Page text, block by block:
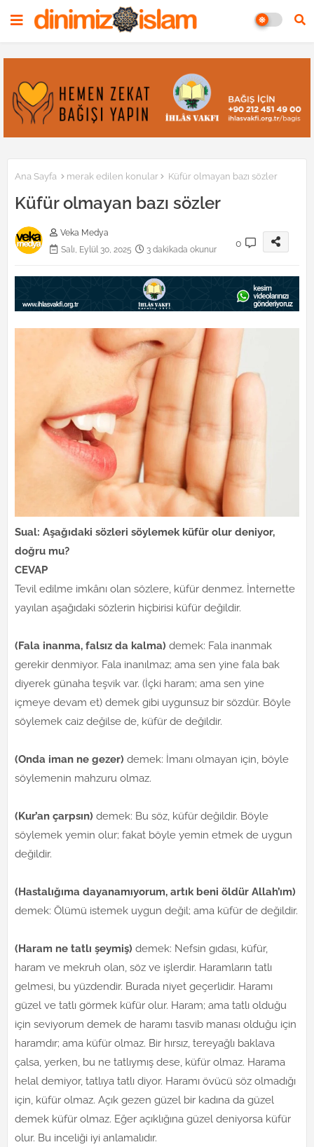
Ana Sayfa merak edilen konular Küfür olmayan bazı sözler
Küfür olmayan bazı sözler
Veka Medya
Salı, Eylül 30, 2025
3 dakikada okunur
0
Sual: Aşağıdaki sözleri söylemek küfür olur deniyor,
doğru mu?
CEVAP
Tevil edilme imkânı olan sözlere, küfür denmez. İnternette
yayılan aşağıdaki sözlerin hiçbirisi küfür değildir.
(Fala inanma, falsız da kalma) demek: Fala inanmak
gerekir denmiyor. Fala inanılmaz; ama sen yine fala bak
diyerek günaha teşvik var. (İçki haram; ama sen yine
içmeye devam et) demek gibi uygunsuz bir sözdür. Böyle
söylemek caiz değilse de, küfür de değildir.
(Onda iman ne gezer) demek: İmanı olmayan için, böyle
söylemenin mahzuru olmaz.
(Kur’an çarpsın) demek: Bu söz, küfür değildir. Böyle
söylemek yemin olur; fakat böyle yemin etmek de uygun
değildir.
(Hastalığıma dayanamıyorum, artık beni öldür Allah’ım)
demek: Ölümü istemek uygun değil; ama küfür de değildir.
(Haram ne tatlı şeymiş) demek: Nefsin gıdası, küfür,
haram ve mekruh olan, söz ve işlerdir. Haramların tatlı
gelmesi, bu yüzdendir. Burada niyet geçerlidir. Haramı
güzel ve tatlı görmek küfür olur. Haram; ama tatlı olduğu
için seviyorum demek de haramı tasvib manası olduğu için
haramdır; ama küfür olmaz. Bir hırsız, tereyağlı baklava
çalsa, yerken, bu ne tatlıymış dese, küfür olmaz. Harama
helal demiyor, tatlıya tatlı diyor. Haramı övücü söz olmadığı
için, küfür olmaz. Açık gezen güzel bir kadına da güzel
demek küfür olmaz. Eğer açıklığına güzel deniyorsa küfür
olur. Bu inceliği iyi anlamalıdır.